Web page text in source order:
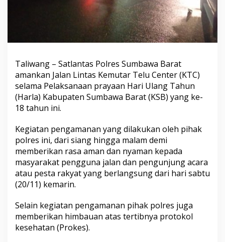
Taliwang – Satlantas Polres Sumbawa Barat
amankan Jalan Lintas Kemutar Telu Center (KTC)
selama Pelaksanaan prayaan Hari Ulang Tahun
(Harla) Kabupaten Sumbawa Barat (KSB) yang ke-
18 tahun ini.
Kegiatan pengamanan yang dilakukan oleh pihak
polres ini, dari siang hingga malam demi
memberikan rasa aman dan nyaman kepada
masyarakat pengguna jalan dan pengunjung acara
atau pesta rakyat yang berlangsung dari hari sabtu
(20/11) kemarin.
Selain kegiatan pengamanan pihak polres juga
memberikan himbauan atas tertibnya protokol
kesehatan (Prokes).